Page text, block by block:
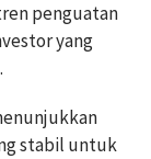
penguatan
yang
stabil untuk